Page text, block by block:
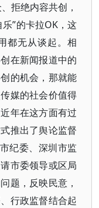
拒绝内容共创，
”的卡拉OK，这
都无从谈起。相
在新闻报道中的
的机会，那就能
媒的社会价值得
年在这方面有过
推出了舆论监督
纪委、深圳市监
市委领导或区局
题，反映民意，
行政监督结合起